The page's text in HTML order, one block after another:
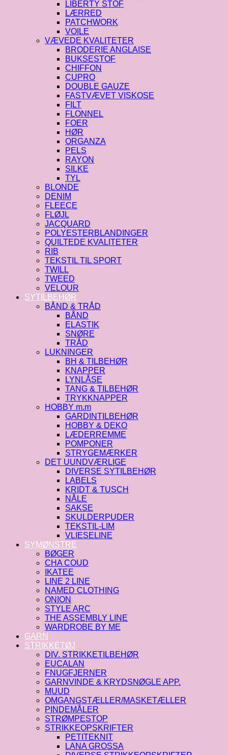
LIBERTY STOF
LÆRRED
PATCHWORK
VOILE
VÆVEDE KVALITETER
BRODERIE ANGLAISE
BUKSESTOF
CHIFFON
CUPRO
DOUBLE GAUZE
FASTVÆVET VISKOSE
FILT
FLONNEL
FOER
HØR
ORGANZA
PELS
RAYON
SILKE
TYL
BLONDE
DENIM
FLEECE
FLØJL
JACQUARD
POLYESTERBLANDINGER
QUILTEDE KVALITETER
RIB
TEKSTIL TIL SPORT
TWILL
TWEED
VELOUR
SYTILBEHØR
BÅND & TRÅD
BÅND
ELASTIK
SNØRE
TRÅD
LUKNINGER
BH & TILBEHØR
KNAPPER
LYNLÅSE
TANG & TILBEHØR
TRYKKNAPPER
HOBBY m.m
GARDINTILBEHØR
HOBBY & DEKO
LÆDERREMME
POMPONER
STRYGEMÆRKER
DET UUNDVÆRLIGE
DIVERSE SYTILBEHØR
LABELS
KRIDT & TUSCH
NÅLE
SAKSE
SKULDERPUDER
TEKSTIL-LIM
VLIESELINE
SYMØNSTRE
BØGER
CHA COUD
IKATEE
LINE 2 LINE
NAMED CLOTHING
ONION
STYLE ARC
THE ASSEMBLY LINE
WARDROBE BY ME
GARN
STRIKKETØJ
DIV. STRIKKETILBEHØR
EUCALAN
FNUGFJERNER
GARNVINDE & KRYDSNØGLE APP.
MUUD
OMGANGSTÆLLER/MASKETÆLLER
PINDEMÅLER
STRØMPESTOP
STRIKKEOPSKRIFTER
PETITEKNIT
LANA GROSSA